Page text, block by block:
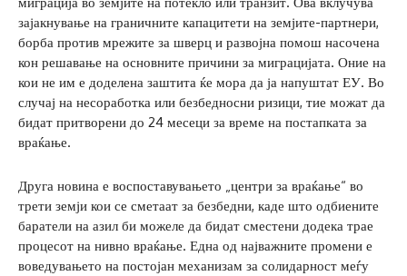
зајакнување на граничните капацитети на земјите-партнери,
борба против мрежите за шверц и развојна помош насочена
кон решавање на основните причини за миграцијата. Оние на
кои не им е доделена заштита ќе мора да ја напуштат ЕУ. Во
случај на несоработка или безбедносни ризици, тие можат да
бидат притворени до 24 месеци за време на постапката за
враќање.
Друга новина е воспоставувањето „центри за враќање“ во
трети земји кои се сметаат за безбедни, каде што одбиените
баратели на азил би можеле да бидат сместени додека трае
процесот на нивно враќање. Една од најважните промени е
воведувањето на постојан механизам за солидарност меѓу